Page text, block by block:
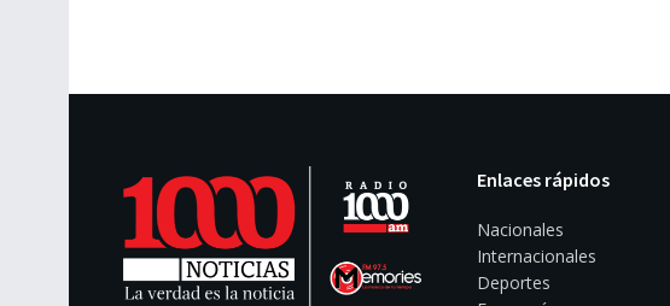
Enlaces rápidos
Nacionales
Internacionales
Deportes